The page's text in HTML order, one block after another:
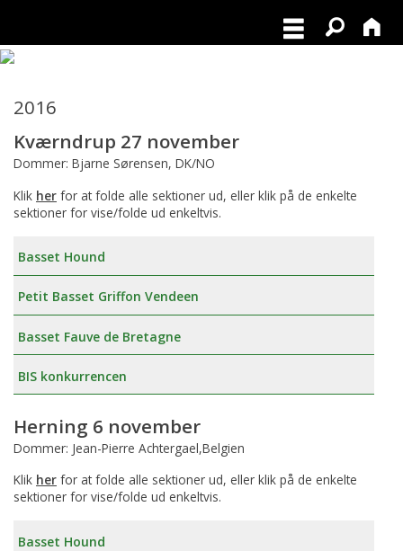
2016
Kværndrup 27 november
Dommer: Bjarne Sørensen, DK/NO
Klik her for at folde alle sektioner ud, eller klik på de enkelte
sektioner for vise/folde ud enkeltvis.
Basset Hound
Petit Basset Griffon Vendeen
Basset Fauve de Bretagne
BIS konkurrencen
Herning 6 november
Dommer: Jean-Pierre Achtergael,Belgien
Klik her for at folde alle sektioner ud, eller klik på de enkelte
sektioner for vise/folde ud enkeltvis.
Basset Hound